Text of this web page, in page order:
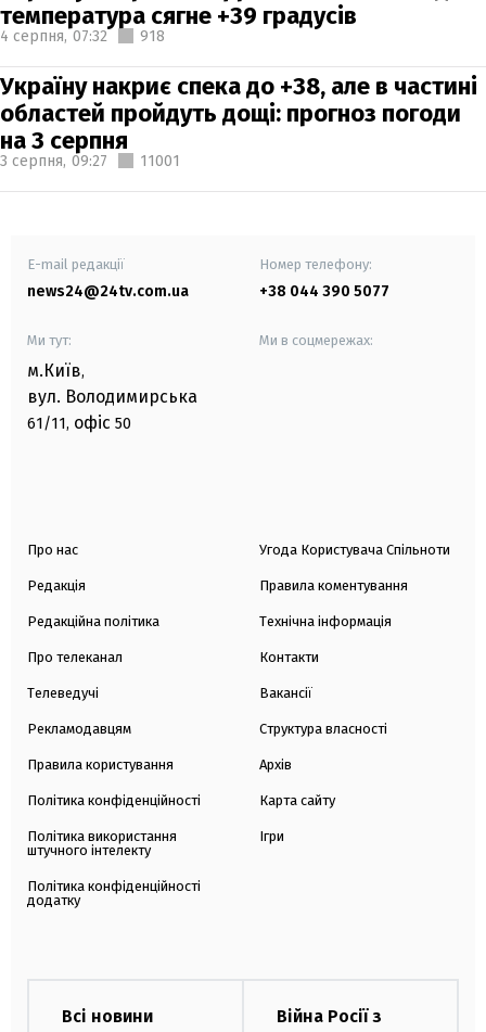
температура сягне +39 градусів
4 серпня, 07:32 918
Україну накриє спека до +38, але в частині
областей пройдуть дощі: прогноз погоди
на 3 серпня
3 серпня, 09:27 11001
E-mail редакції
news24@24tv.com.ua
Номер телефону:
+38 044 390 5077
Ми тут:
м.Київ,
вул. Володимирська
61/11, офіс 50
Ми в соцмережах:
Про нас
Редакція
Редакційна політика
Про телеканал
Телеведучі
Рекламодавцям
Правила користування
Політика конфіденційності
Політика використання
штучного інтелекту
Політика конфіденційності
додатку
Угода Користувача Спільноти
Правила коментування
Технічна інформація
Контакти
Вакансії
Структура власності
Архів
Карта сайту
Ігри
Всі новини
Війна Росії з